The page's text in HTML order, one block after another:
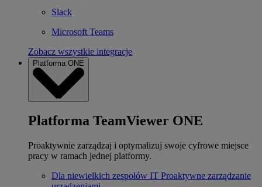
Slack
Microsoft Teams
Zobacz wszystkie integracje
Platforma ONE
Platforma TeamViewer ONE
Proaktywnie zarządzaj i optymalizuj swoje cyfrowe miejsce
pracy w ramach jednej platformy.
Dla niewielkich zespołów IT Proaktywne zarządzanie